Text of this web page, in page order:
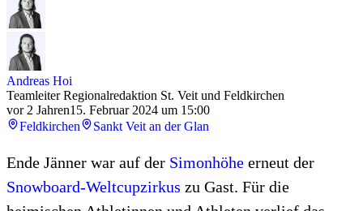
Andreas Hoi
Teamleiter Regionalredaktion St. Veit und Feldkirchen
vor 2 Jahren15. Februar 2024 um 15:00
Feldkirchen
Sankt Veit an der Glan
Ende Jänner war auf der Simonhöhe erneut der
Snowboard-Weltcupzirkus zu Gast. Für die